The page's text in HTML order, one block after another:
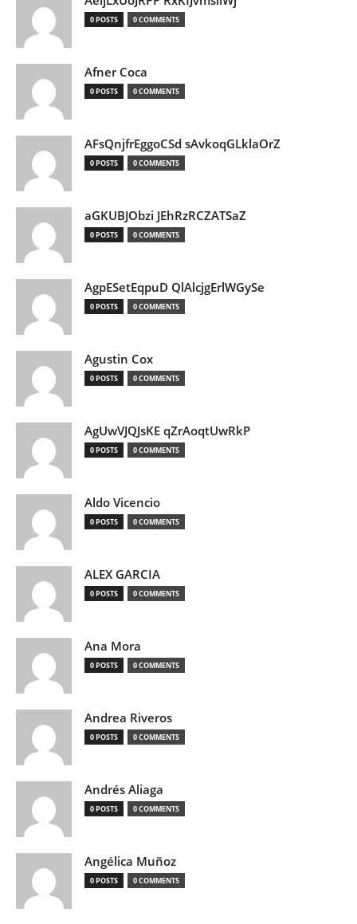
0 POSTS 0 COMMENTS
Afner Coca
0 POSTS 0 COMMENTS
AFsQnjfrEggoCSd sAvkoqGLklaOrZ
0 POSTS 0 COMMENTS
aGKUBJObzi JEhRzRCZATSaZ
0 POSTS 0 COMMENTS
AgpESetEqpuD QlAlcjgErlWGySe
0 POSTS 0 COMMENTS
Agustin Cox
0 POSTS 0 COMMENTS
AgUwVJQJsKE qZrAoqtUwRkP
0 POSTS 0 COMMENTS
Aldo Vicencio
0 POSTS 0 COMMENTS
ALEX GARCIA
0 POSTS 0 COMMENTS
Ana Mora
0 POSTS 0 COMMENTS
Andrea Riveros
0 POSTS 0 COMMENTS
Andrés Aliaga
0 POSTS 0 COMMENTS
Angélica Muñoz
0 POSTS 0 COMMENTS